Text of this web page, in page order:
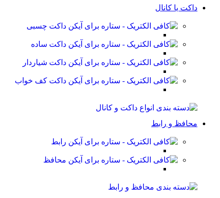
داکت یا کانال
داکت چسبی
داکت ساده
داکت شیاردار
داکت کف خواب
محافظ و رابط
رابط
محافظ